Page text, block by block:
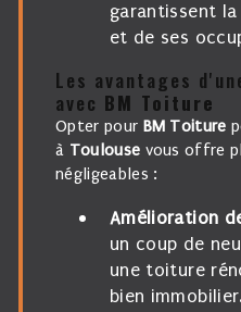
garantissent
et de ses
Les avantages
avec BM Toiture
Opter pour BM Toiture
à Toulouse vous offre
négligeables :
Amélioration
un coup de
une toiture
bien immobilier.